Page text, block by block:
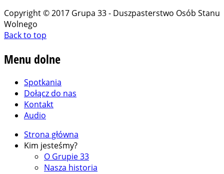
Copyright © 2017 Grupa 33 - Duszpasterstwo Osób Stanu
Wolnego
Back to top
Menu dolne
Spotkania
Dołącz do nas
Kontakt
Audio
Strona główna
Kim jesteśmy?
O Grupie 33
Nasza historia